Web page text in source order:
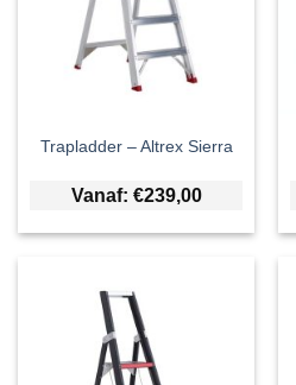
Trapladder – Altrex Sierra
Vanaf: €239,00